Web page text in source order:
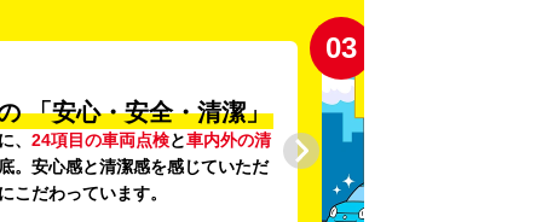
「安心・安全・清潔」
、 24項目の車両点検と車内外の清
。安心感と清潔感を感じていただ
こだわっています。
03